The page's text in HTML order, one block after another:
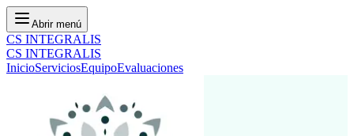
Abrir menú
CS INTEGRALIS
CS INTEGRALIS
InicioServiciosEquipoEvaluaciones